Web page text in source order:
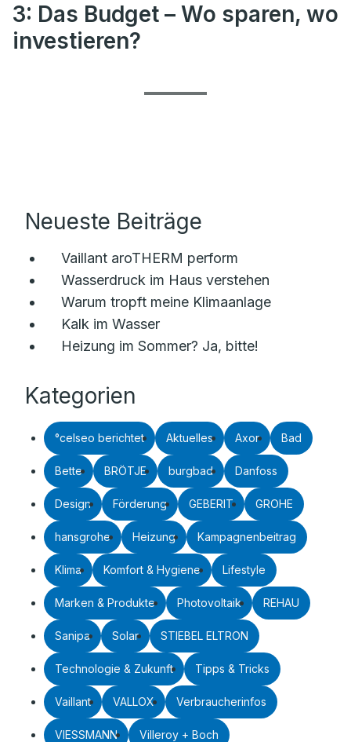
3: Das Budget – Wo sparen, wo
investieren?
Neueste Beiträge
Vaillant aroTHERM perform
Wasserdruck im Haus verstehen
Warum tropft meine Klimaanlage
Kalk im Wasser
Heizung im Sommer? Ja, bitte!
Kategorien
°celseo berichtet Aktuelles Axor Bad
Bette BRÖTJE burgbad Danfoss
Design Förderung GEBERIT GROHE
hansgrohe Heizung Kampagnenbeitrag
Klima Komfort & Hygiene Lifestyle
Marken & Produkte Photovoltaik REHAU
Sanipa Solar STIEBEL ELTRON
Technologie & Zukunft Tipps & Tricks
Vaillant VALLOX Verbraucherinfos
VIESSMANN Villeroy + Boch